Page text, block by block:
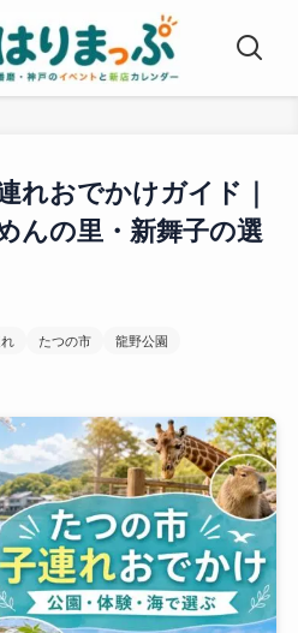
れおでかけガイド｜
んの里・新舞子の選
たつの市 龍野公園